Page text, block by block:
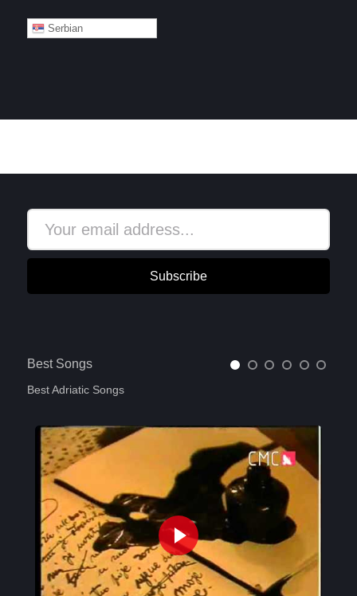
Serbian
Subscribe
Best Songs
Best Adriatic Songs